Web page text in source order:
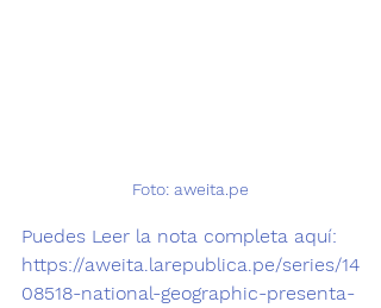
Foto: aweita.pe
Puedes Leer la nota completa aquí:
https://aweita.larepublica.pe/series/14
08518-national-geographic-presenta-